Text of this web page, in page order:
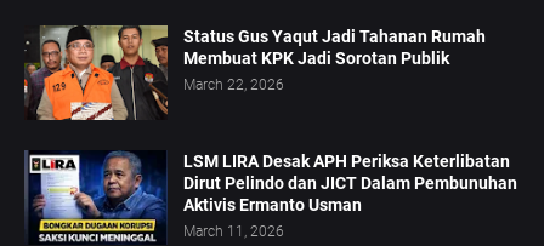
Status Gus Yaqut Jadi Tahanan Rumah
Membuat KPK Jadi Sorotan Publik
March 22, 2026
LSM LIRA Desak APH Periksa Keterlibatan
Dirut Pelindo dan JICT Dalam Pembunuhan
Aktivis Ermanto Usman
March 11, 2026